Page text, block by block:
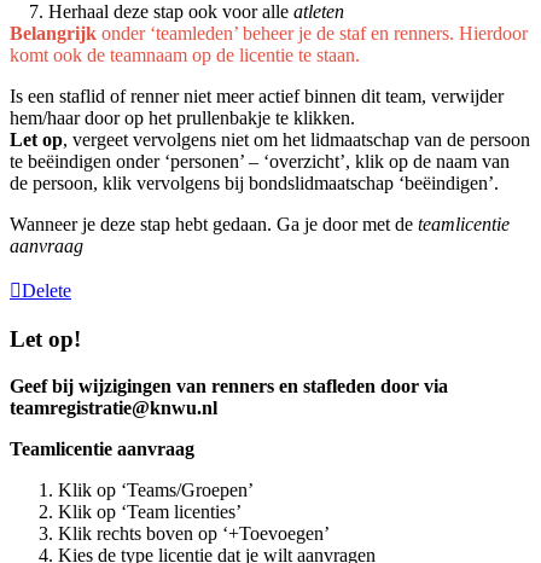
7. Herhaal deze stap ook voor alle atleten
Belangrijk onder ‘teamleden’ beheer je de staf en renners. Hierdoor
komt ook de teamnaam op de licentie te staan.
Is een staflid of renner niet meer actief binnen dit team, verwijder
hem/haar door op het prullenbakje te klikken.
Let op, vergeet vervolgens niet om het lidmaatschap van de persoon
te beëindigen onder ‘personen’ – ‘overzicht’, klik op de naam van
de persoon, klik vervolgens bij bondslidmaatschap ‘beëindigen’.
Wanneer je deze stap hebt gedaan. Ga je door met de teamlicentie
aanvraag
Delete
Let op!
Geef bij wijzigingen van renners en stafleden door via
teamregistratie@knwu.nl
Teamlicentie aanvraag
Klik op ‘Teams/Groepen’
Klik op ‘Team licenties’
Klik rechts boven op ‘+Toevoegen’
Kies de type licentie dat je wilt aanvragen